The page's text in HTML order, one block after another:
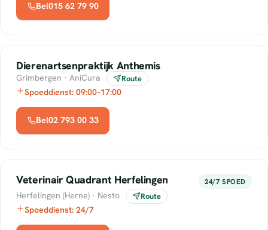
Bel015 62 79 90
Dierenartsenpraktijk Anthemis
Grimbergen · AniCura Route
Spoeddienst: 09:00–17:00
Bel02 793 00 33
Veterinair Quadrant Herfelingen 24/7 SPOED
Herfelingen (Herne) · Nesto Route
Spoeddienst: 24/7